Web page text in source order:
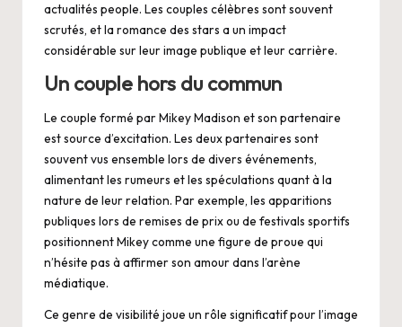
actualités people. Les couples célèbres sont souvent
scrutés, et la romance des stars a un impact
considérable sur leur image publique et leur carrière.
Un couple hors du commun
Le couple formé par Mikey Madison et son partenaire
est source d’excitation. Les deux partenaires sont
souvent vus ensemble lors de divers événements,
alimentant les rumeurs et les spéculations quant à la
nature de leur relation. Par exemple, les apparitions
publiques lors de remises de prix ou de festivals sportifs
positionnent Mikey comme une figure de proue qui
n’hésite pas à affirmer son amour dans l’arène
médiatique.
Ce genre de visibilité joue un rôle significatif pour l’image